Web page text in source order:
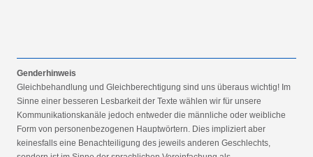
Genderhinweis
Gleichbehandlung und Gleichberechtigung sind uns überaus wichtig! Im
Sinne einer besseren Lesbarkeit der Texte wählen wir für unsere
Kommunikationskanäle jedoch entweder die männliche oder weibliche
Form von personenbezogenen Hauptwörtern. Dies impliziert aber
keinesfalls eine Benachteiligung des jeweils anderen Geschlechts,